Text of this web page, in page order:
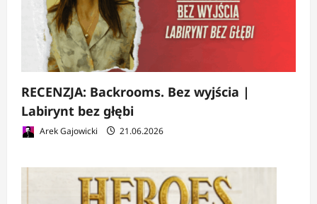
RECENZJA: Backrooms. Bez wyjścia |
Labirynt bez głębi
Arek Gajowicki 21.06.2026